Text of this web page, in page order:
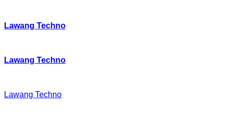
Lawang Techno
Lawang Techno
Lawang Techno